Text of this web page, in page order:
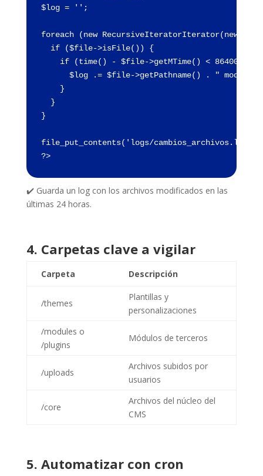
$log = '';
foreach (new RecursiveIteratorIterator(new
  if ($file->isFile()) {
if (time() - $file->getMTime() < 86400) {
$log .= $file->getPathname() . "
    }
  }
}
file_put_contents('logs/cambios_archivos.log',
?>
✔️ Guarda un log con los archivos modificados en las
últimas 24 horas.
4. Carpetas clave a vigilar
Carpeta Descripción
/themes
Plantillas y
personalizaciones
/modules o
/plugins
Módulos de terceros
/uploads
Archivos subidos por
usuarios
/core
Archivos del núcleo del
CMS
5. Automatizar con cron